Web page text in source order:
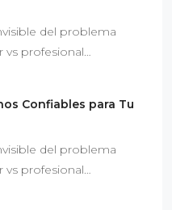
del problema
vs profesional…
Confiables para Tu
del problema
vs profesional…